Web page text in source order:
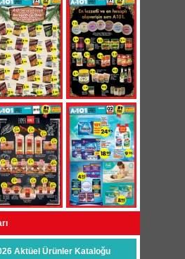
Aktüel Ürünler Kataloğu